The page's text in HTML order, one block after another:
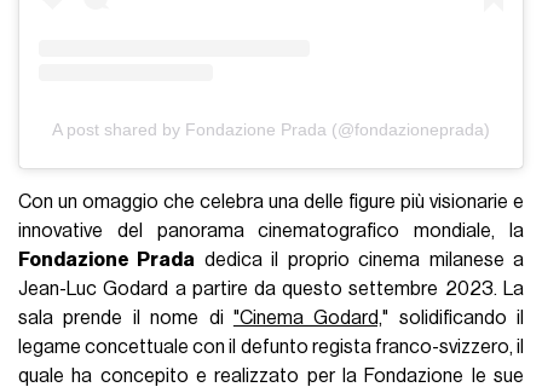
A post shared by Fondazione Prada (@fondazioneprada)
Con un omaggio che celebra una delle figure più visionarie e
innovative del panorama cinematografico mondiale, la
Fondazione Prada dedica il proprio cinema milanese a
Jean-Luc Godard a partire da questo settembre 2023. La
sala prende il nome di "Cinema Godard," solidificando il
legame concettuale con il defunto regista franco-svizzero, il
quale ha concepito e realizzato per la Fondazione le sue